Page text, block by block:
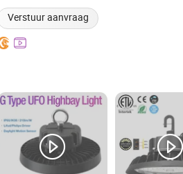
Verstuur aanvraag